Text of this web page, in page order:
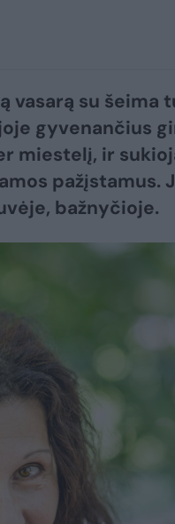
vasarą su
gyvenančius
miestelį, ir
pažįstamus.
bažnyčioje.